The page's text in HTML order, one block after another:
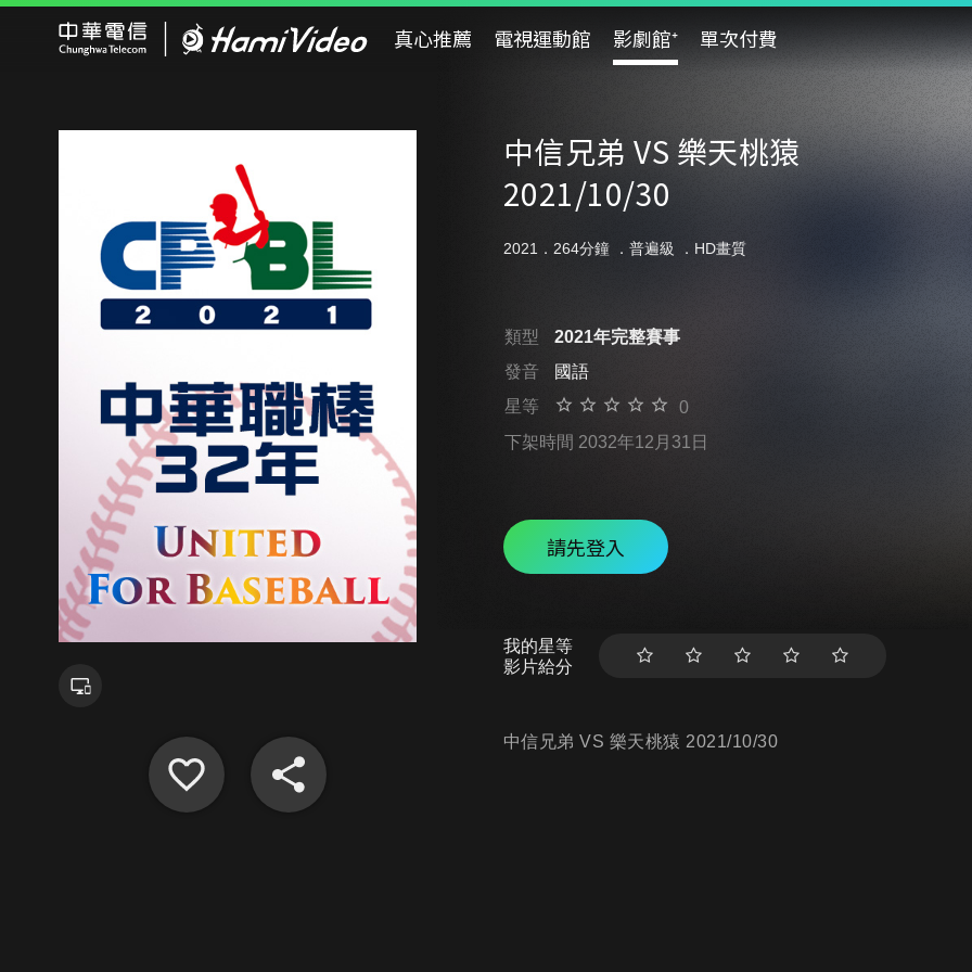
真心推薦 電視運動館 影劇館⁺ 單次付費
中信兄弟 VS 樂天桃猿
2021/10/30
2021．264分鐘 ． 普遍級 ．HD畫質
類型
2021年完整賽事
發音
國語
星等
0
下架時間 2032年12月31日
請先登入
我的星等
影片給分
中信兄弟 VS 樂天桃猿 2021/10/30